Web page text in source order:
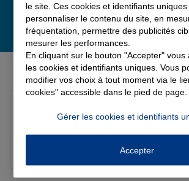
Derniers avis de nos
Note de 5 sur 5
le site. Ces cookies et identifiants
personnaliser le contenu du site, en
fréquentation, permettre des publicités
mesurer les performances.
En cliquant sur le bouton "Accepter" vous
les cookies et identifiants uniques. Vous
modifier vos choix à tout moment via le
cookies" accessible dans le pied de page.
Gérer les cookies et identifiants
Accepter